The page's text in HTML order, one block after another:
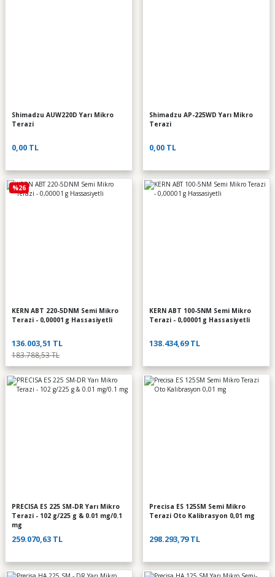
Shimadzu AUW220D Yarı Mikro
Terazi
0,00 TL
Shimadzu AP-225WD Yarı Mikro
Terazi
0,00 TL
%26
KERN ABT 220-5DNM Semi Mikro
Terazi - 0,00001 g Hassasiyetli
136.003,51 TL
183.788,53 TL
KERN ABT 100-5NM Semi Mikro
Terazi - 0,00001 g Hassasiyetli
138.434,69 TL
PRECISA ES 225 SM-DR Yarı Mikro
Terazi - 102 g/225 g & 0.01 mg/0.1
mg
259.070,63 TL
Precisa ES 125SM Semi Mikro
Terazi Oto Kalibrasyon 0,01 mg
298.293,79 TL